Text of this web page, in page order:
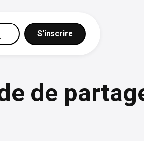
S'inscrire
de